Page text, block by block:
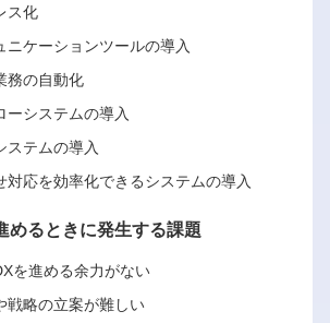
ス化
ニケーションツールの導入
務の自動化
ーシステムの導入
ステムの導入
対応を効率化できるシステムの導入
めるときに発生する課題
を進める余力がない
戦略の立案が難しい